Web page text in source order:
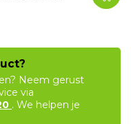
Neem gerust
via
. We helpen je